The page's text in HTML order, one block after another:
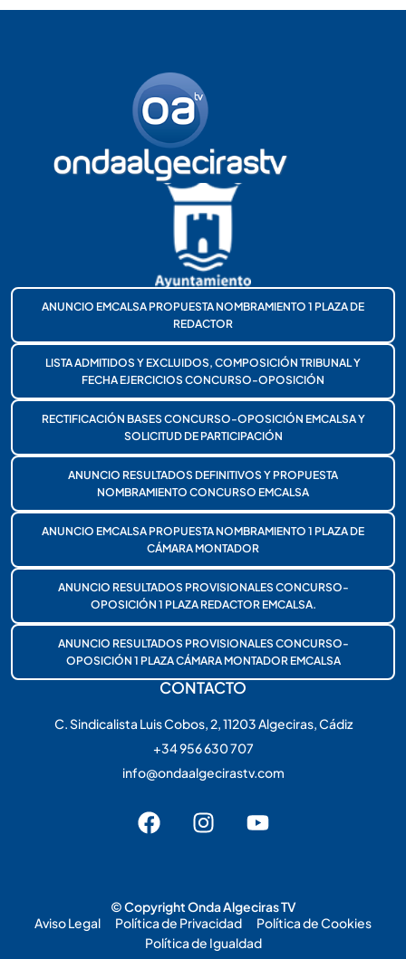
ANUNCIO EMCALSA PROPUESTA NOMBRAMIENTO 1 PLAZA DE
REDACTOR
LISTA ADMITIDOS Y EXCLUIDOS, COMPOSICIÓN TRIBUNAL Y
FECHA EJERCICIOS CONCURSO-OPOSICIÓN
RECTIFICACIÓN BASES CONCURSO-OPOSICIÓN EMCALSA Y
SOLICITUD DE PARTICIPACIÓN
ANUNCIO RESULTADOS DEFINITIVOS Y PROPUESTA
NOMBRAMIENTO CONCURSO EMCALSA
ANUNCIO EMCALSA PROPUESTA NOMBRAMIENTO 1 PLAZA DE
CÁMARA MONTADOR
ANUNCIO RESULTADOS PROVISIONALES CONCURSO-
OPOSICIÓN 1 PLAZA REDACTOR EMCALSA.
ANUNCIO RESULTADOS PROVISIONALES CONCURSO-
OPOSICIÓN 1 PLAZA CÁMARA MONTADOR EMCALSA
CONTACTO
C. Sindicalista Luis Cobos, 2, 11203 Algeciras, Cádiz
+34 956 630 707
info@ondaalgecirastv.com
© Copyright Onda Algeciras TV
Aviso Legal
Política de Privacidad
Política de Cookies
Política de Igualdad